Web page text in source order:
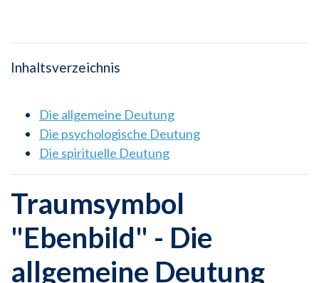
Inhaltsverzeichnis
Die allgemeine Deutung
Die psychologische Deutung
Die spirituelle Deutung
Traumsymbol
"Ebenbild" - Die
allgemeine Deutung